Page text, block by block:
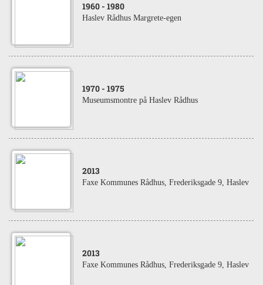
1960 - 1980
Haslev Rådhus Margrete-egen
1970 - 1975
Museumsmontre på Haslev Rådhus
2013
Faxe Kommunes Rådhus, Frederiksgade 9, Haslev
2013
Faxe Kommunes Rådhus, Frederiksgade 9, Haslev